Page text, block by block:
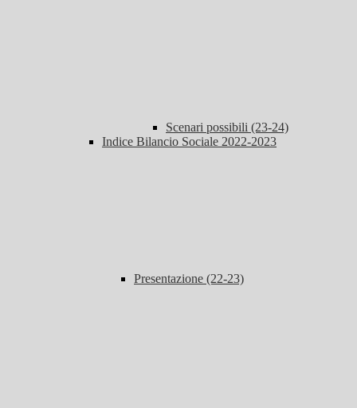
Scenari possibili (23-24)
Indice Bilancio Sociale 2022-2023
Presentazione (22-23)